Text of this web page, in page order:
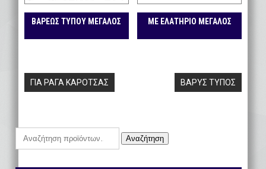
ΒΑΡΕΩΣ ΤΥΠΟΥ ΜΕΓΑΛΟΣ ΜΕ ΕΛΑΤΗΡΙΟ ΜΕΓΑΛΟΣ
Πλοήγηση
ΓΙΑ ΡΑΓΑ ΚΑΡΟΤΣΑΣ ΒΑΡΥΣ ΤΥΠΟΣ
Αναζήτηση
Αναζήτηση